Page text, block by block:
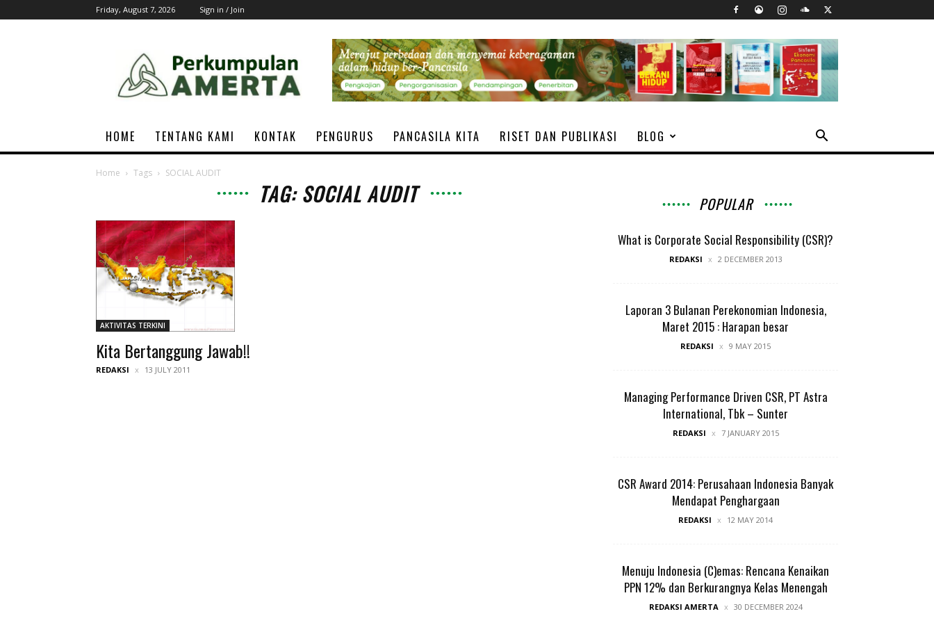
Friday, August 7, 2026 Sign in / Join
Associations
HOME TENTANG KAMI KONTAK PENGURUS PANCASILA KITA RISET DAN PUBLIKASI BLOG
Home Tags SOCIAL AUDIT
TAG: SOCIAL AUDIT
AKTIVITAS TERKINI
Kita Bertanggung Jawab!!
REDAKSI 13 JULY 2011
POPULAR
What is Corporate Social Responsibility (CSR)?
REDAKSI 2 DECEMBER 2013
Laporan 3 Bulanan Perekonomian Indonesia,
Maret 2015 : Harapan besar
REDAKSI 9 MAY 2015
Managing Performance Driven CSR, PT Astra
International, Tbk – Sunter
REDAKSI 7 JANUARY 2015
CSR Award 2014: Perusahaan Indonesia Banyak
Mendapat Penghargaan
REDAKSI 12 MAY 2014
Menuju Indonesia (C)emas: Rencana Kenaikan
PPN 12% dan Berkurangnya Kelas Menengah
REDAKSI AMERTA 30 DECEMBER 2024